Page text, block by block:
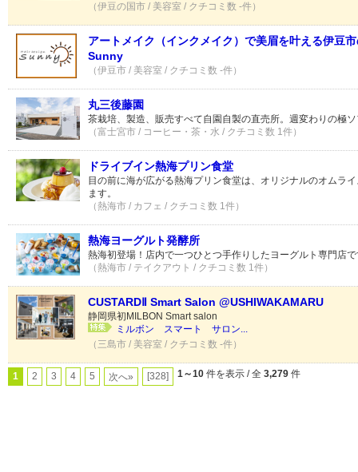
（伊豆の国市 / 美容室 / クチコミ数 -件）
アートメイク（インクメイク）で美眉を叶える伊豆
Sunny
（伊豆市 / 美容室 / クチコミ数 -件）
丸三後藤園
茶栽培、製造、販売すべて自園自製の直売所。週変わりの極
（富士宮市 / コーヒー・茶・水 / クチコミ数 1件）
ドライブイン熱海プリン食堂
目の前に海が広がる熱海プリン食堂は、オリジナルのオムラ
ます。
（熱海市 / カフェ / クチコミ数 1件）
熱海ヨーグルト発酵所
熱海初登場！店内で一つひとつ手作りしたヨーグルト専門店
（熱海市 / テイクアウト / クチコミ数 1件）
CUSTARDⅡ Smart Salon @USHIWAKAMARU
静岡県初MILBON Smart salon
ミルボン スマート サロン...
（三島市 / 美容室 / クチコミ数 -件）
1 2 3 4 5 次へ» [328] 1～10 件を表示 / 全 3,279 件